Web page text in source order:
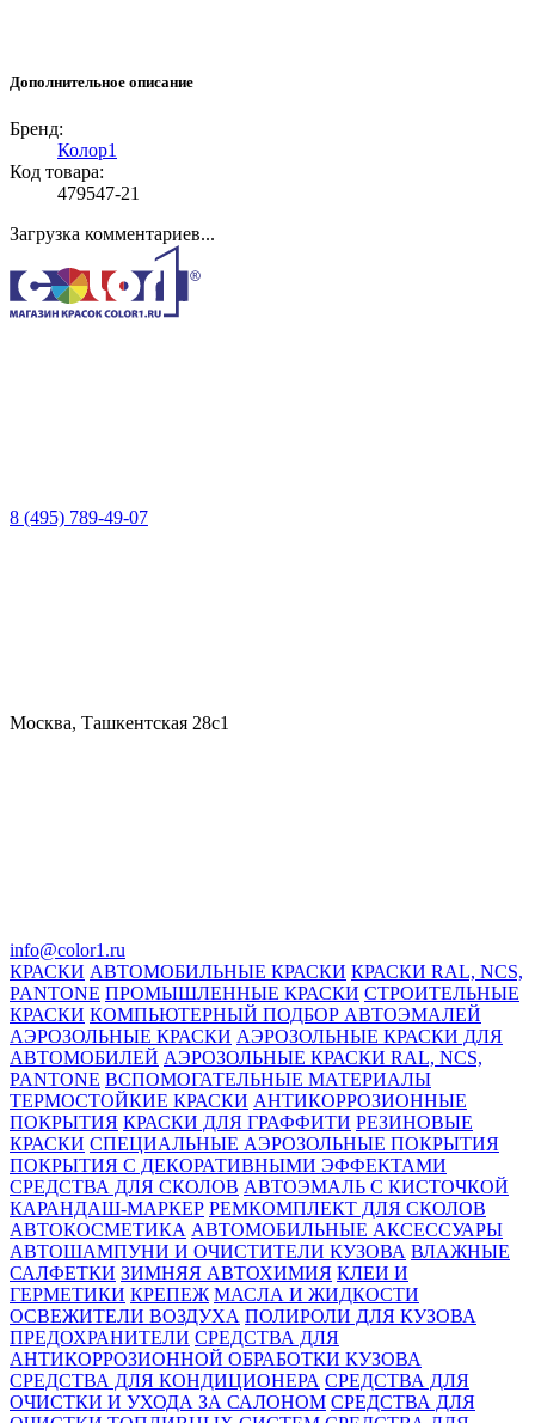
Дополнительное описание
Бренд:
Колор1
Код товара:
479547-21
Загрузка комментариев...
8 (495) 789-49-07
Москва, Ташкентская 28с1
info@color1.ru
КРАСКИ АВТОМОБИЛЬНЫЕ КРАСКИ КРАСКИ RAL, NCS,
PANTONE ПРОМЫШЛЕННЫЕ КРАСКИ СТРОИТЕЛЬНЫЕ
КРАСКИ КОМПЬЮТЕРНЫЙ ПОДБОР АВТОЭМАЛЕЙ
АЭРОЗОЛЬНЫЕ КРАСКИ АЭРОЗОЛЬНЫЕ КРАСКИ ДЛЯ
АВТОМОБИЛЕЙ АЭРОЗОЛЬНЫЕ КРАСКИ RAL, NCS,
PANTONE ВСПОМОГАТЕЛЬНЫЕ МАТЕРИАЛЫ
ТЕРМОСТОЙКИЕ КРАСКИ АНТИКОРРОЗИОННЫЕ
ПОКРЫТИЯ КРАСКИ ДЛЯ ГРАФФИТИ РЕЗИНОВЫЕ
КРАСКИ СПЕЦИАЛЬНЫЕ АЭРОЗОЛЬНЫЕ ПОКРЫТИЯ
ПОКРЫТИЯ С ДЕКОРАТИВНЫМИ ЭФФЕКТАМИ
СРЕДСТВА ДЛЯ СКОЛОВ АВТОЭМАЛЬ С КИСТОЧКОЙ
КАРАНДАШ-МАРКЕР РЕМКОМПЛЕКТ ДЛЯ СКОЛОВ
АВТОКОСМЕТИКА АВТОМОБИЛЬНЫЕ АКСЕССУАРЫ
АВТОШАМПУНИ И ОЧИСТИТЕЛИ КУЗОВА ВЛАЖНЫЕ
САЛФЕТКИ ЗИМНЯЯ АВТОХИМИЯ КЛЕИ И
ГЕРМЕТИКИ КРЕПЕЖ МАСЛА И ЖИДКОСТИ
ОСВЕЖИТЕЛИ ВОЗДУХА ПОЛИРОЛИ ДЛЯ КУЗОВА
ПРЕДОХРАНИТЕЛИ СРЕДСТВА ДЛЯ
АНТИКОРРОЗИОННОЙ ОБРАБОТКИ КУЗОВА
СРЕДСТВА ДЛЯ КОНДИЦИОНЕРА СРЕДСТВА ДЛЯ
ОЧИСТКИ И УХОДА ЗА САЛОНОМ СРЕДСТВА ДЛЯ